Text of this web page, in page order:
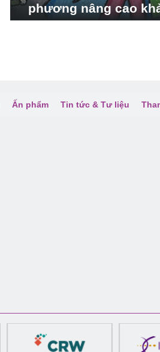
phương nâng cao
Ấn phẩm Tin tức & Tư liệu